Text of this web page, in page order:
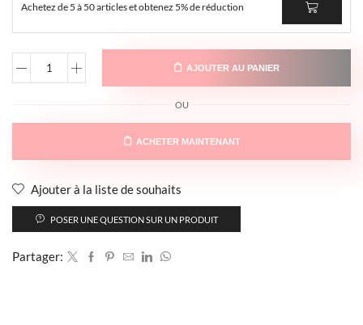
Achetez de 5 à 50 articles et obtenez 5% de réduction
AJOUTER AU PANIER
OU
ACHETER MAINTENANT
Ajouter à la liste de souhaits
POSER UNE QUESTION SUR UN PRODUIT
Partager: